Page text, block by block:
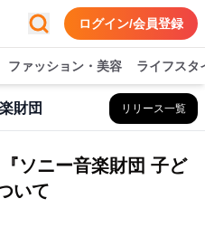
ログイン/会員登録
ファッション・美容 ライフスタ
財団 リリース一覧
ソニー音楽財団 子ど
いて